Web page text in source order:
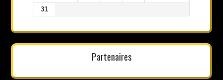
31
Partenaires